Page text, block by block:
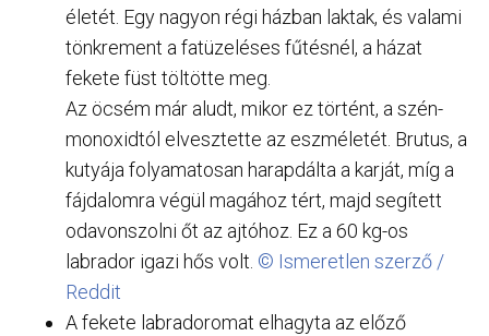
életét. Egy nagyon régi házban laktak, és valami
tönkrement a fatüzeléses fűtésnél, a házat
fekete füst töltötte meg.
Az öcsém már aludt, mikor ez történt, a szén-
monoxidtól elvesztette az eszméletét. Brutus, a
kutyája folyamatosan harapdálta a karját, míg a
fájdalomra végül magához tért, majd segített
odavonszolni őt az ajtóhoz. Ez a 60 kg-os
labrador igazi hős volt. © Ismeretlen szerző /
Reddit
A fekete labradoromat elhagyta az előző